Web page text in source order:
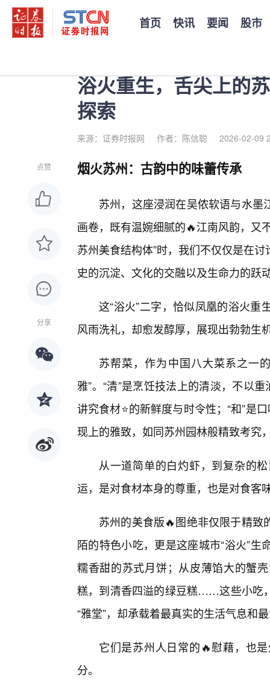
首页 快讯 要闻 股市
浴火重生，舌尖上的
探索
来源：证券时报网 作者：陈信聪 2026-02-09
点赞
分享
烟火苏州：古韵中的味蕾传承
苏州，这座浸润在吴侬软语与水
画卷，既有温婉细腻的🔥江南风韵，又
苏州美食结构体”时，我们不仅仅是在
史的沉淀、文化的交融以及生命力的跃
这“浴火”二字，恰似凤凰的浴火
风雨洗礼，却愈发醇厚，展现出勃勃生
苏帮菜，作为中国八大菜系之一
雅”。“清”是烹饪技法上的清淡，不以
讲究食材⭐的新鲜度与时令性；“和”是
现上的雅致，如同苏州园林般精致考究
从一道简单的白灼虾，到复杂的
运，是对食材本身的尊重，也是对食客
苏州的美食版🔥图绝非仅限于精
陌的特色小吃，更是这座城市“浴火”
糯香甜的苏式月饼；从皮薄馅大的蟹
糕，到清香四溢的绿豆糕……这些小吃
“雅堂”，却承载着最真实的生活气息和
它们是苏州人日常的🔥慰藉，也
分。